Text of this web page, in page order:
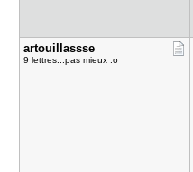
artouillas​sse
9 lettres...pas mieux :o